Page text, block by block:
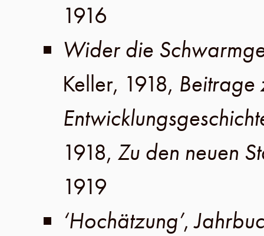
1916
Wider die
Keller, 1918, Beitrage
1918, Zu den neuen
1919
‘Hochätzung’,